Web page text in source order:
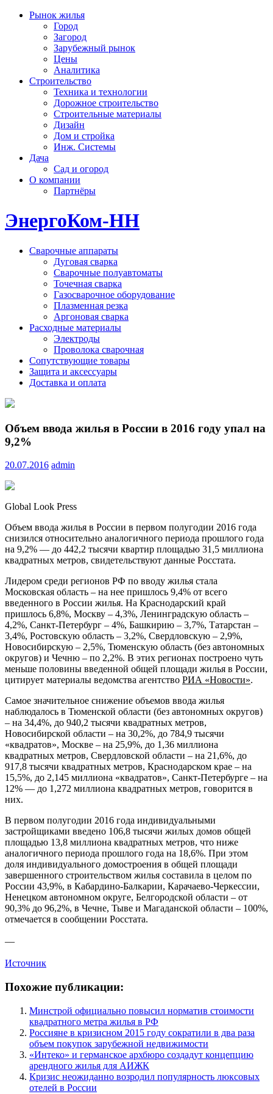
Рынок жилья
Город
Загород
Зарубежный рынок
Цены
Аналитика
Строительство
Техника и технологии
Дорожное строительство
Строительные материалы
Дизайн
Дом и стройка
Инж. Системы
Дача
Сад и огород
О компании
Партнёры
ЭнергоКом-НН
Сварочные аппараты
Дуговая сварка
Сварочные полуавтоматы
Точечная сварка
Газосварочное оборудование
Плазменная резка
Аргоновая сварка
Расходные материалы
Электроды
Проволока сварочная
Сопутствующие товары
Защита и аксессуары
Доставка и оплата
Объем ввода жилья в России в 2016 году упал на
9,2%
20.07.2016 admin
Global Look Press
Объем ввода жилья в России в первом полугодии 2016 года
снизился относительно аналогичного периода прошлого года
на 9,2% — до 442,2 тысячи квартир площадью 31,5 миллиона
квадратных метров, свидетельствуют данные Росстата.
Лидером среди регионов РФ по вводу жилья стала
Московская область – на нее пришлось 9,4% от всего
введенного в России жилья. На Краснодарский край
пришлось 6,8%, Москву – 4,3%, Ленинградскую область –
4,2%, Санкт-Петербург – 4%, Башкирию – 3,7%, Татарстан –
3,4%, Ростовскую область – 3,2%, Свердловскую – 2,9%,
Новосибирскую – 2,5%, Тюменскую область (без автономных
округов) и Чечню – по 2,2%. В этих регионах построено чуть
меньше половины введенной общей площади жилья в России,
цитирует материалы ведомства агентство РИА «Новости».
Самое значительное снижение объемов ввода жилья
наблюдалось в Тюменской области (без автономных округов)
– на 34,4%, до 940,2 тысячи квадратных метров,
Новосибирской области – на 30,2%, до 784,9 тысячи
«квадратов», Москве – на 25,9%, до 1,36 миллиона
квадратных метров, Свердловской области – на 21,6%, до
917,8 тысячи квадратных метров, Краснодарском крае – на
15,5%, до 2,145 миллиона «квадратов», Санкт-Петербурге – на
12% — до 1,272 миллиона квадратных метров, говорится в
них.
В первом полугодии 2016 года индивидуальными
застройщиками введено 106,8 тысячи жилых домов общей
площадью 13,8 миллиона квадратных метров, что ниже
аналогичного периода прошлого года на 18,6%. При этом
доля индивидуального домостроения в общей площади
завершенного строительством жилья составила в целом по
России 43,9%, в Кабардино-Балкарии, Карачаево-Черкессии,
Ненецком автономном округе, Белгородской области – от
90,3% до 96,2%, в Чечне, Тыве и Магаданской области – 100%,
отмечается в сообщении Росстата.
—
Источник
Похожие публикации:
Минстрой официально повысил норматив стоимости
квадратного метра жилья в РФ
Россияне в кризисном 2015 году сократили в два раза
объем покупок зарубежной недвижимости
«Интеко» и германское архбюро создадут концепцию
арендного жилья для АИЖК
Кризис неожиданно возродил популярность люксовых
отелей в России